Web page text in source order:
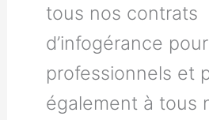
tous nos contrats
d’infogérance
professionnels et
également à tous